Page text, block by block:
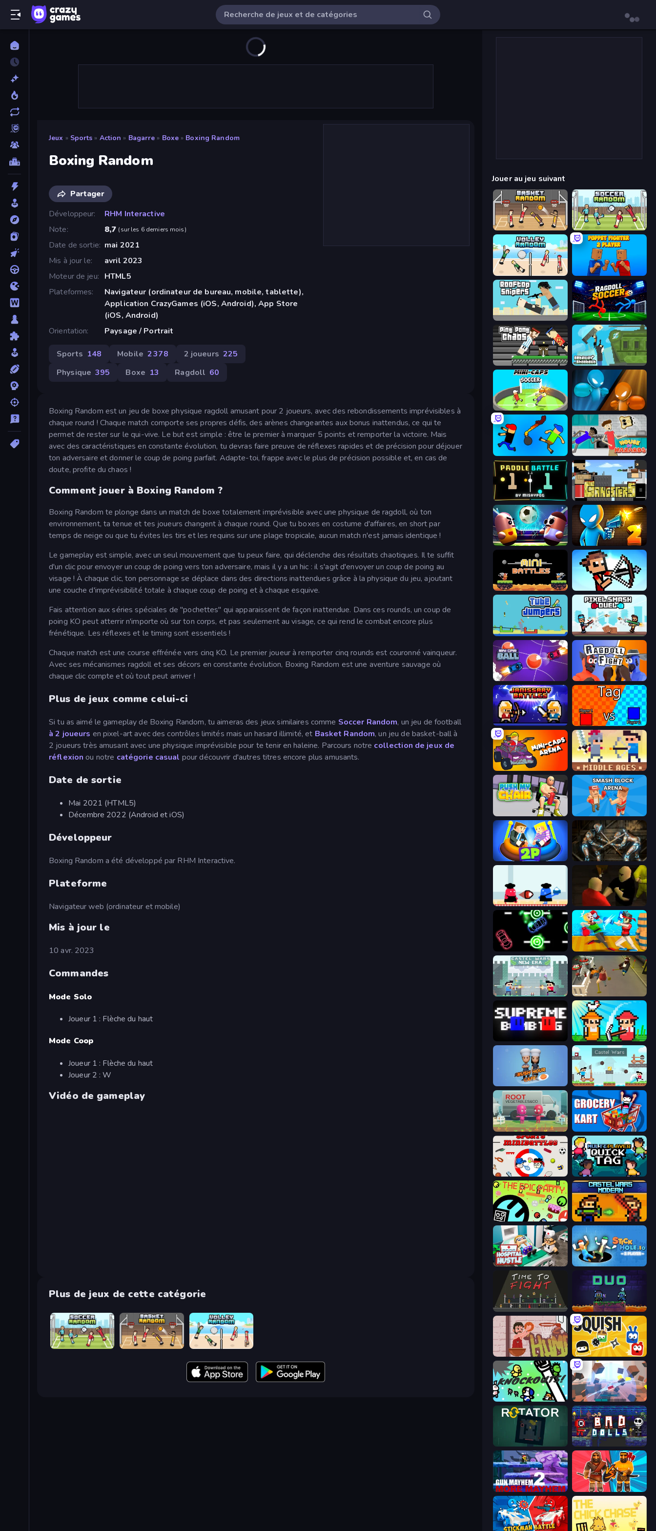
Jeux » Sports » Action » Bagarre » Boxe » Boxing Random
Boxing Random
Partager
Développeur
RHM Interactive
Note
8,7 (sur les 6 derniers mois)
Date de sortie mai 2021
Mis à jour le
avril 2023
Moteur de jeu
HTML5
Plateformes
Navigateur (ordinateur de bureau, mobile, tablette),
Application CrazyGames (iOS, Android), App Store
(iOS, Android)
Orientation
Paysage / Portrait
Sports 148 Mobile 2 378 2 joueurs 225
Physique 395 Boxe 13 Ragdoll 60
Boxing Random est un jeu de boxe physique ragdoll amusant pour 2 joueurs, avec des rebondissements imprévisibles à
chaque round ! Chaque match comporte ses propres défis, des arènes changeantes aux bonus inattendus, ce qui te
permet de rester sur le qui-vive. Le but est simple : être le premier à marquer 5 points et remporter la victoire. Mais
avec des caractéristiques en constante évolution, tu devras faire preuve de réflexes rapides et de précision pour déjouer
ton adversaire et donner le coup de poing parfait. Adapte-toi, frappe avec le plus de précision possible et, en cas de
doute, profite du chaos !
Comment jouer à Boxing Random ?
Boxing Random te plonge dans un match de boxe totalement imprévisible avec une physique de ragdoll, où ton
environnement, ta tenue et tes joueurs changent à chaque round. Que tu boxes en costume d'affaires, en short par
temps de neige ou que tu évites les tirs et les requins sur une plage tropicale, aucun match n'est jamais identique !
Le gameplay est simple, avec un seul mouvement que tu peux faire, qui déclenche des résultats chaotiques. Il te suffit
d'un clic pour envoyer un coup de poing vers ton adversaire, mais il y a un hic : il s'agit d'envoyer un coup de poing au
visage ! À chaque clic, ton personnage se déplace dans des directions inattendues grâce à la physique du jeu, ajoutant
une couche d'imprévisibilité totale à chaque coup de poing et à chaque esquive.
Fais attention aux séries spéciales de "pochettes" qui apparaissent de façon inattendue. Dans ces rounds, un coup de
poing KO peut atterrir n'importe où sur ton corps, et pas seulement au visage, ce qui rend le combat encore plus
frénétique. Les réflexes et le timing sont essentiels !
Chaque match est une course effrénée vers cinq KO. Le premier joueur à remporter cinq rounds est couronné vainqueur.
Avec ses mécanismes ragdoll et ses décors en constante évolution, Boxing Random est une aventure sauvage où
chaque clic compte et où tout peut arriver !
Plus de jeux comme celui-ci
Si tu as aimé le gameplay de Boxing Random, tu aimeras des jeux similaires comme Soccer Random, un jeu de football
à 2 joueurs en pixel-art avec des contrôles limités mais un hasard illimité, et Basket Random, un jeu de basket-ball à
2 joueurs très amusant avec une physique imprévisible pour te tenir en haleine. Parcours notre collection de jeux de
réflexion ou notre catégorie casual pour découvrir d'autres titres encore plus amusants.
Date de sortie
Mai 2021 (HTML5)
Décembre 2022 (Android et iOS)
Développeur
Boxing Random a été développé par RHM Interactive.
Plateforme
Navigateur web (ordinateur et mobile)
Mis à jour le
10 avr. 2023
Commandes
Mode Solo
Joueur 1 : Flèche du haut
Mode Coop
Joueur 1 : Flèche du haut
Joueur 2 : W
Vidéo de gameplay
Plus de jeux de cette catégorie
Soccer Random Basket Random Volley Random
Jouer au jeu suivant
Basket Random Soccer Random
Volley Random Puppet Fighter 2 Player
Rooftop Snipers Ragdoll Soccer 2 Players
Ping Pong Chaos Getaway Shootout
Mini-Caps: Soccer Drunken Boxing
Mini-Caps: Bombs House of Hazards
Paddle Battle Gangsters
Pill Soccer Drunken Duel 2
12 MiniBattles Stick Archers Battle
Tube Jumpers Pixel Smash Duel
Mini Car Ball Ragdoll Fight
Janissary Battles 2 Player Tag
Mini-Caps: Arena Castle Wars: Middle Ages
Push My Chair Smash Block Arena
Ragdoll Arena 2 Player Striker Dummies
Clash of Cakes
Glowit - Two Players Funny Ragdoll Wrestlers
Castle Wars: New Era
Farmer Challenge Party
Rush Hour Cafe Castle Wars
Root Vegetables & Co Grocery Kart
Sports Minibattles Multiplayer Quick Tag
The Epic Party Castle Wars: Modern
Hospital Hustle Stickhole.io
Time to Fight Duo
Basket Slam Dunk 2 Squish
KNOCKOUTS! Cubic Rush
Rotator Bad Dolls
Gun Mayhem 2 Medieval Battle 2P